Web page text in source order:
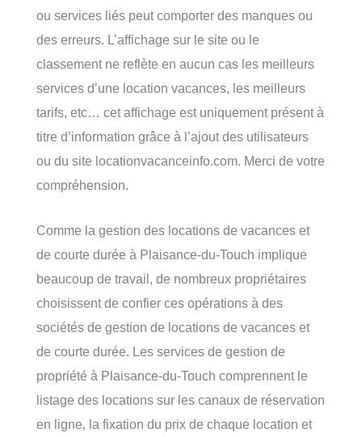
ou services liés peut comporter des manques ou
des erreurs. L’affichage sur le site ou le
classement ne reflète en aucun cas les meilleurs
services d’une location vacances, les meilleurs
tarifs, etc… cet affichage est uniquement présent à
titre d’information grâce à l’ajout des utilisateurs
ou du site locationvacanceinfo.com. Merci de votre
compréhension.
Comme la gestion des locations de vacances et
de courte durée à Plaisance-du-Touch implique
beaucoup de travail, de nombreux propriétaires
choisissent de confier ces opérations à des
sociétés de gestion de locations de vacances et
de courte durée. Les services de gestion de
propriété à Plaisance-du-Touch comprennent le
listage des locations sur les canaux de réservation
en ligne, la fixation du prix de chaque location et